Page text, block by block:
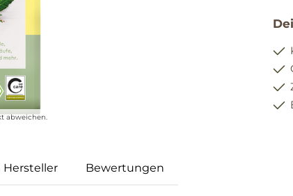
abweichen.
Hersteller Bewertungen